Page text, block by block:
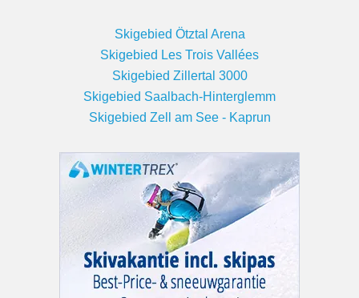
Skigebied Ötztal Arena
Skigebied Les Trois Vallées
Skigebied Zillertal 3000
Skigebied Saalbach-Hinterglemm
Skigebied Zell am See - Kaprun